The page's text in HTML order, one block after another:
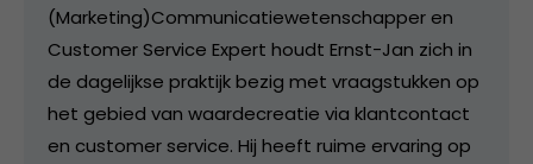
(Marketing)Communicatiewetenschapper en
Customer Service Expert houdt Ernst-Jan zich in
de dagelijkse praktijk bezig met vraagstukken op
het gebied van waardecreatie via klantcontact
en customer service. Hij heeft ruime ervaring op